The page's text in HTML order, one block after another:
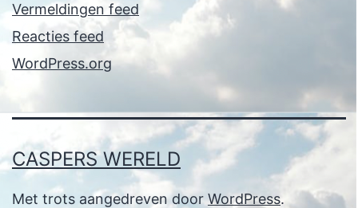
Vermeldingen feed
Reacties feed
WordPress.org
CASPERS WERELD
Met trots aangedreven doorWordPress.